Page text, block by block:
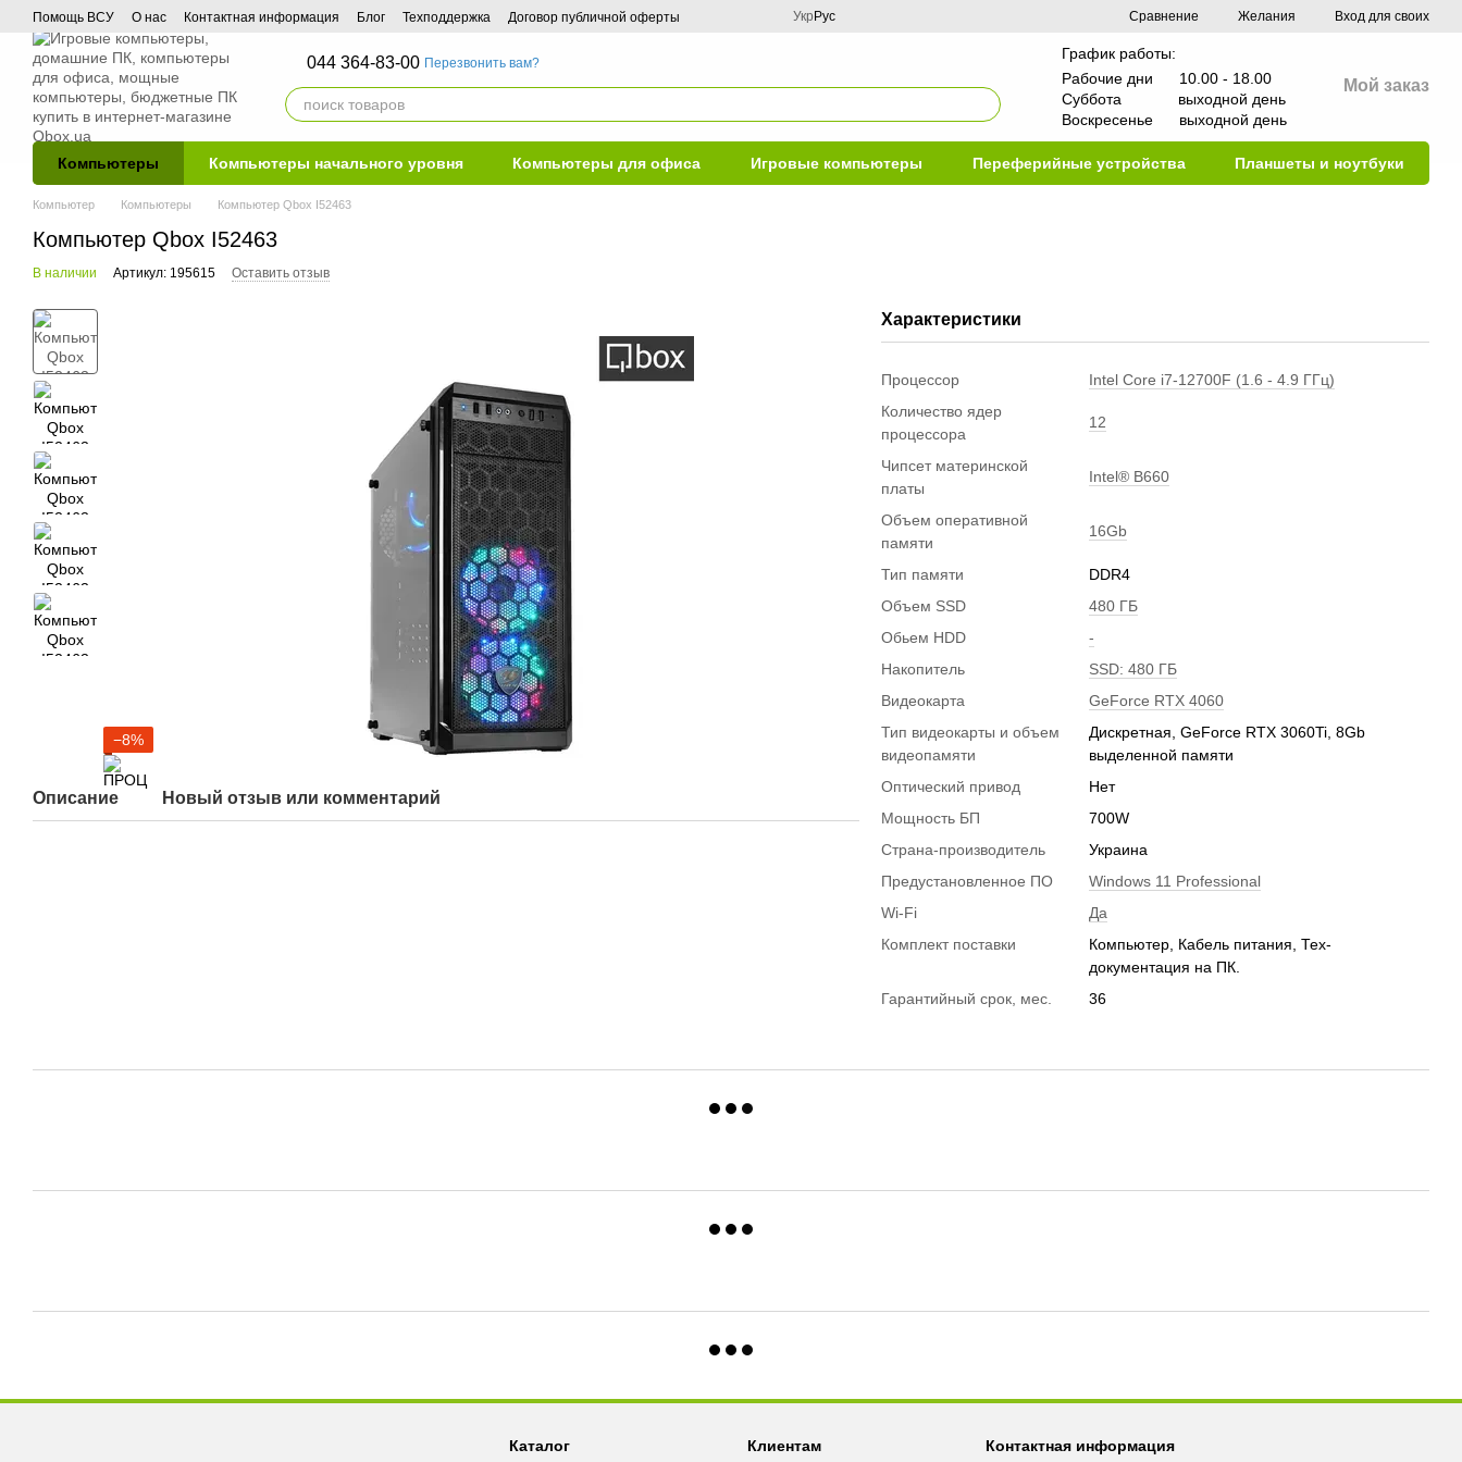
Перейти к основному контенту
Помощь ВСУ О нас Контактная информация Блог Техподдержка Договор публичной оферты Укр Рус Сравнение Желания Вход для своих
044 364-83-00 Перезвонить вам?
График работы:
Рабочие дни 10.00 - 18.00
Суббота выходной день
Воскресенье выходной день
Мой заказ
Компьютеры Компьютеры начального уровня Компьютеры для офиса Игровые компьютеры Переферийные устройства Планшеты и ноутбуки
Компьютер Компьютеры Компьютер Qbox I52463
Компьютер Qbox I52463
В наличии Артикул: 195615 Оставить отзыв
−8%
Описание Новый отзыв или комментарий
Характеристики
Процессор
Intel Core i7-12700F (1.6 - 4.9 ГГц)
Количество ядер
процессора
12
Чипсет материнской
платы
Intel® B660
Объем оперативной
памяти
16Gb
Тип памяти
DDR4
Объем SSD
480 ГБ
Обьем HDD
-
Накопитель
SSD: 480 ГБ
Видеокарта
GeForce RTX 4060
Тип видеокарты и объем
видеопамяти
Дискретная, GeForce RTX 3060Ti, 8Gb
выделенной памяти
Оптический привод
Нет
Мощность БП
700W
Страна-производитель
Украина
Предустановленное ПО
Windows 11 Professional
Wi-Fi
Да
Комплект поставки
Компьютер, Кабель питания, Тех-
документация на ПК.
Гарантийный срок, мес.
36
Каталог Клиентам Контактная информация